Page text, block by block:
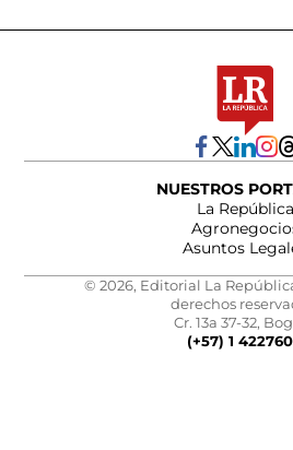
NUESTROS
La República
Asuntos
© 2026, Editorial La
derechos
Cr. 13a 37-32,
(+57) 1